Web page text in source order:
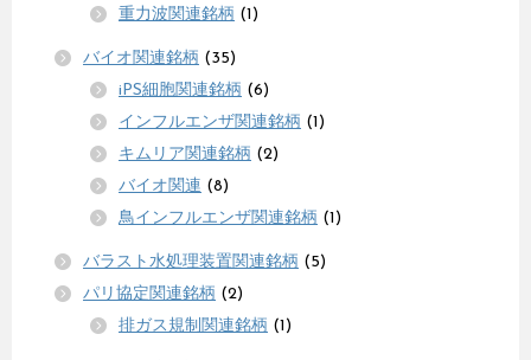
重力波関連銘柄 (1)
バイオ関連銘柄 (35)
iPS細胞関連銘柄 (6)
インフルエンザ関連銘柄 (1)
キムリア関連銘柄 (2)
バイオ関連 (8)
鳥インフルエンザ関連銘柄 (1)
バラスト水処理装置関連銘柄 (5)
パリ協定関連銘柄 (2)
排ガス規制関連銘柄 (1)